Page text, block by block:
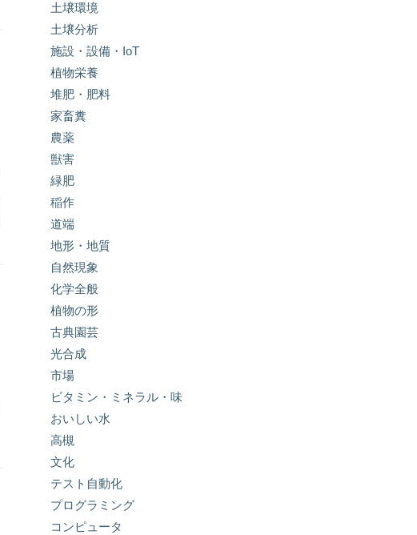
土壌環境
土壌分析
施設・設備・IoT
植物栄養
堆肥・肥料
家畜糞
農薬
獣害
緑肥
稲作
道端
地形・地質
自然現象
化学全般
植物の形
古典園芸
光合成
市場
ビタミン・ミネラル・味
おいしい水
高槻
文化
テスト自動化
プログラミング
コンピュータ